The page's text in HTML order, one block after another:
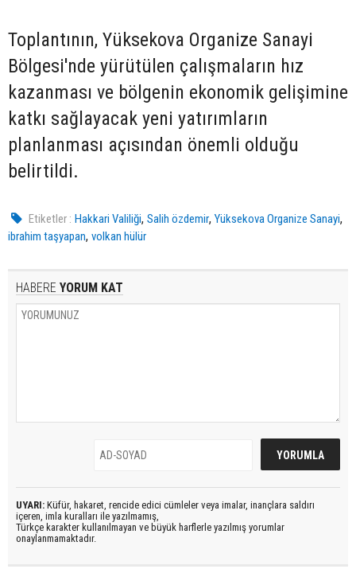
Toplantının, Yüksekova Organize Sanayi
Bölgesi'nde yürütülen çalışmaların hız
kazanması ve bölgenin ekonomik gelişimine
katkı sağlayacak yeni yatırımların
planlanması açısından önemli olduğu
belirtildi.
Etiketler : Hakkari Valiliği,Salih özdemir,Yüksekova Organize Sanayi,
ibrahim taşyapan, volkan hülür
HABERE YORUM KAT
UYARI: Küfür, hakaret, rencide edici cümleler veya imalar, inançlara saldırı
içeren, imla kuralları ile yazılmamış,
Türkçe karakter kullanılmayan ve büyük harflerle yazılmış yorumlar
onaylanmamaktadır.